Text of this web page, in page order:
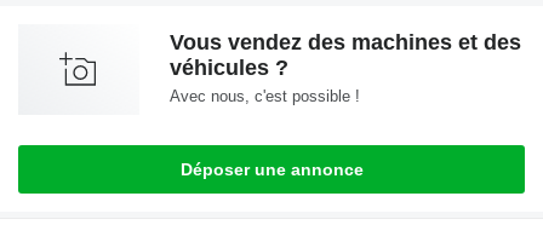
Vous vendez des machines et des
véhicules ?
Avec nous, c'est possible !
Déposer une annonce